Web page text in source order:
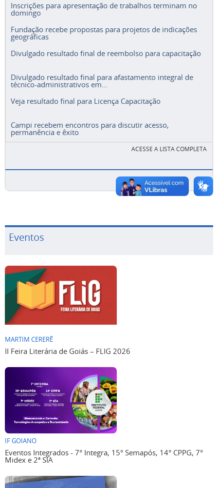
Inscrições para apresentação de trabalhos terminam no
domingo
Fundação recebe propostas para projetos de indicações
geográficas
Divulgado resultado final de reembolso para capacitação
Divulgado resultado final para afastamento integral de
técnico-administrativos em...
Veja resultado final para Licença Capacitação
Campi recebem encontros para discutir acesso,
permanência e êxito
ACESSE A LISTA COMPLETA
Eventos
MARTIM CERERÊ
II Feira Literária de Goiás – FLIG 2026
IF GOIANO
Eventos Integrados - 7° Integra, 15° Semapós, 14° CPPG, 7°
Midex e 2ª SIA